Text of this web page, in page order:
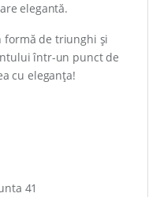
elegantă.
formă de triunghi și
într-un punct de
cu eleganța!
41